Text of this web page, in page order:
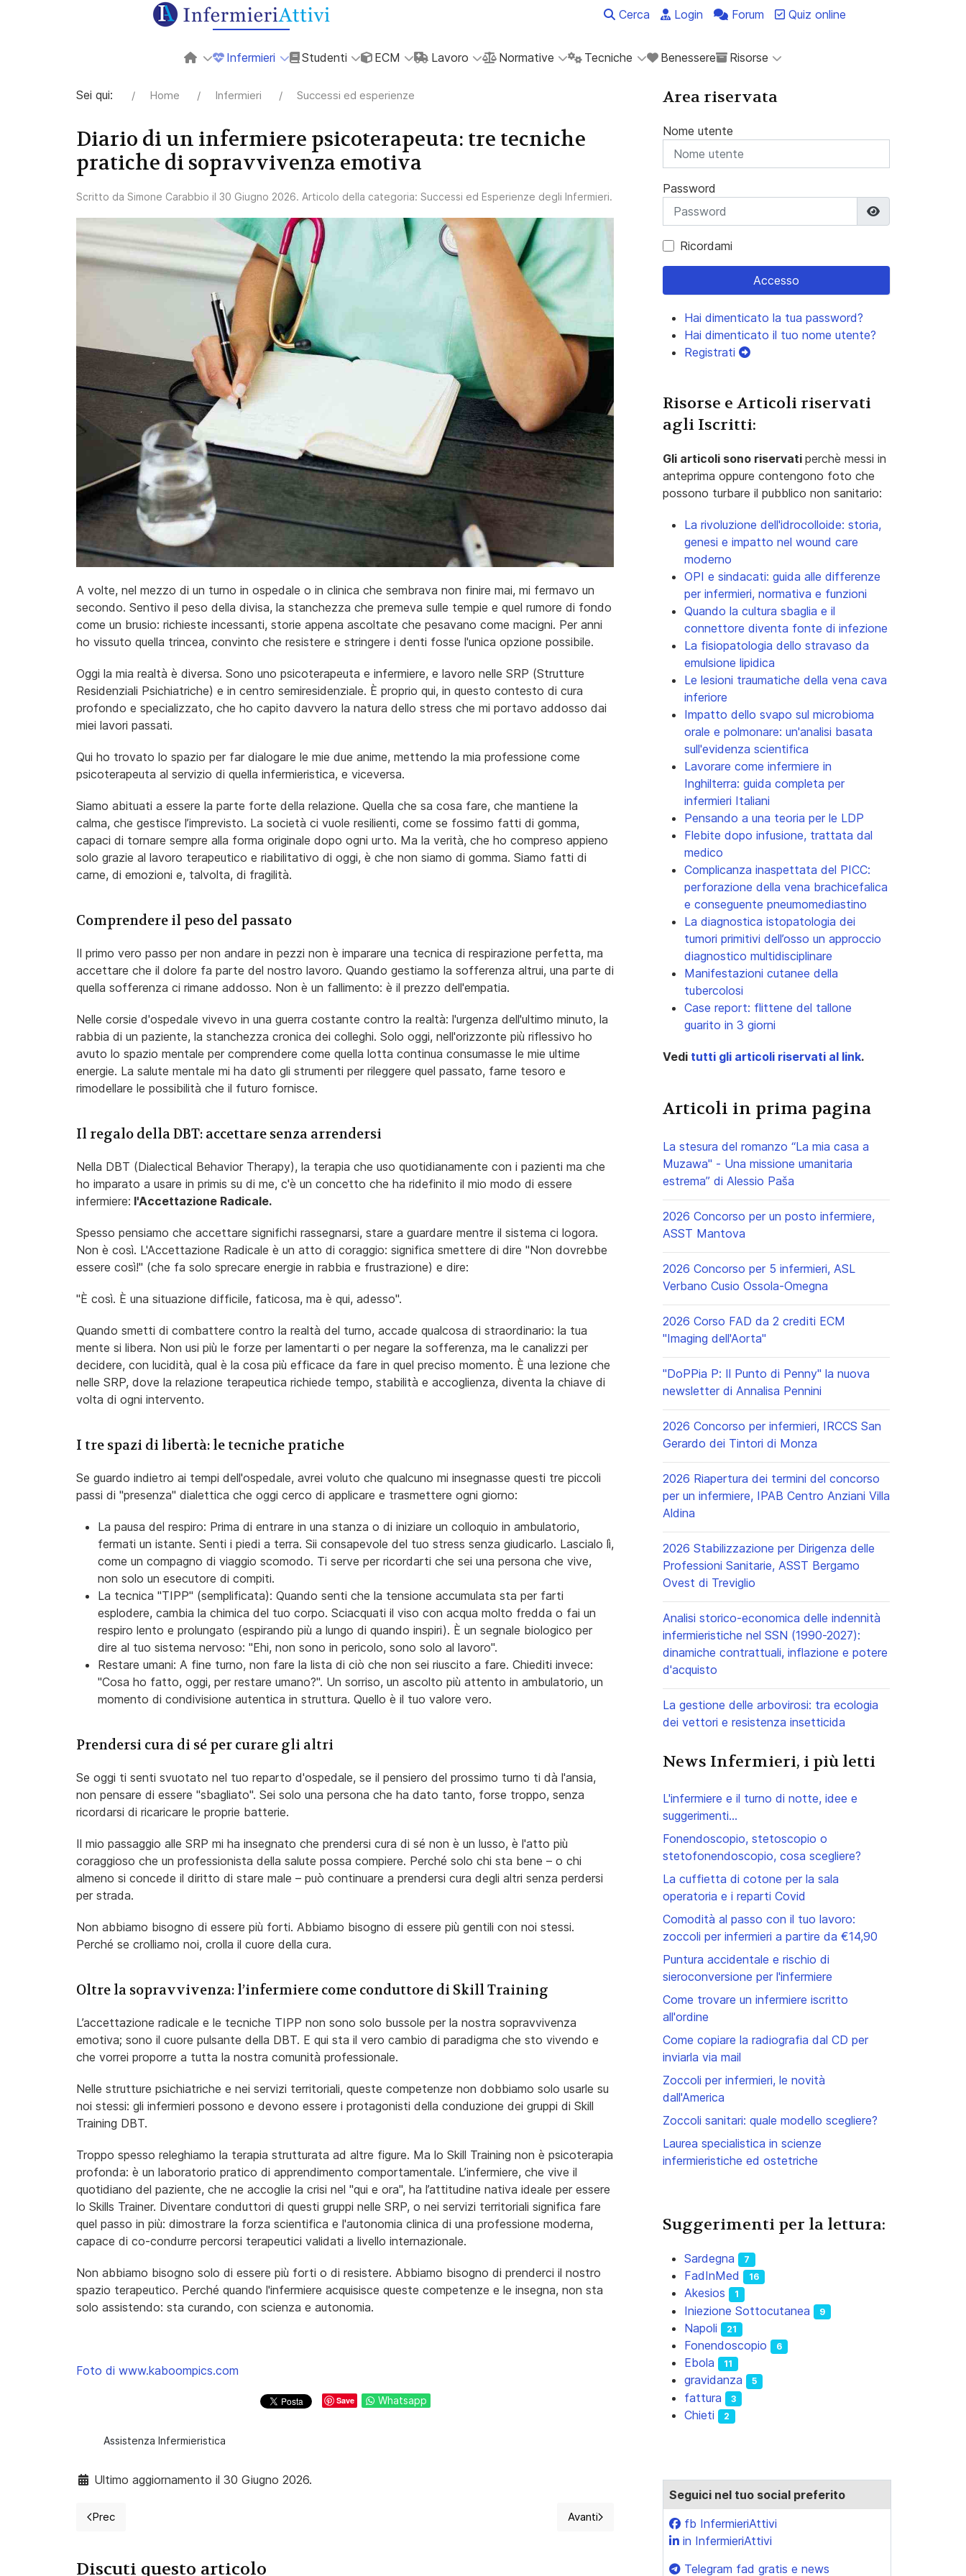
Cerca Login Forum Quiz online
Infermieri Studenti ECM Lavoro Normative Tecniche Benessere Risorse
Sei qui: Home Infermieri Successi ed esperienze
Diario di un infermiere psicoterapeuta: tre tecniche
pratiche di sopravvivenza emotiva
Scritto da Simone Carabbio il 30 Giugno 2026. Articolo della categoria: Successi ed Esperienze degli Infermieri.
A volte, nel mezzo di un turno in ospedale o in clinica che sembrava non finire mai, mi fermavo un
secondo. Sentivo il peso della divisa, la stanchezza che premeva sulle tempie e quel rumore di fondo
come un brusio: richieste incessanti, storie appena ascoltate che pesavano come macigni. Per anni
ho vissuto quella trincea, convinto che resistere e stringere i denti fosse l'unica opzione possibile.
Oggi la mia realtà è diversa. Sono uno psicoterapeuta e infermiere, e lavoro nelle SRP (Strutture
Residenziali Psichiatriche) e in centro semiresidenziale. È proprio qui, in questo contesto di cura
profondo e specializzato, che ho capito davvero la natura dello stress che mi portavo addosso dai
miei lavori passati.
Qui ho trovato lo spazio per far dialogare le mie due anime, mettendo la mia professione come
psicoterapeuta al servizio di quella infermieristica, e viceversa.
Siamo abituati a essere la parte forte della relazione. Quella che sa cosa fare, che mantiene la
calma, che gestisce l’imprevisto. La società ci vuole resilienti, come se fossimo fatti di gomma,
capaci di tornare sempre alla forma originale dopo ogni urto. Ma la verità, che ho compreso appieno
solo grazie al lavoro terapeutico e riabilitativo di oggi, è che non siamo di gomma. Siamo fatti di
carne, di emozioni e, talvolta, di fragilità.
Comprendere il peso del passato
Il primo vero passo per non andare in pezzi non è imparare una tecnica di respirazione perfetta, ma
accettare che il dolore fa parte del nostro lavoro. Quando gestiamo la sofferenza altrui, una parte di
quella sofferenza ci rimane addosso. Non è un fallimento: è il prezzo dell'empatia.
Nelle corsie d'ospedale vivevo in una guerra costante contro la realtà: l'urgenza dell'ultimo minuto, la
rabbia di un paziente, la stanchezza cronica dei colleghi. Solo oggi, nell'orizzonte più riflessivo ho
avuto lo spazio mentale per comprendere come quella lotta continua consumasse le mie ultime
energie. La salute mentale mi ha dato gli strumenti per rileggere quel passato, farne tesoro e
rimodellare le possibilità che il futuro fornisce.
Il regalo della DBT: accettare senza arrendersi
Nella DBT (Dialectical Behavior Therapy), la terapia che uso quotidianamente con i pazienti ma che
ho imparato a usare in primis su di me, c'è un concetto che ha ridefinito il mio modo di essere
infermiere: l'Accettazione Radicale.
Spesso pensiamo che accettare significhi rassegnarsi, stare a guardare mentre il sistema ci logora.
Non è così. L'Accettazione Radicale è un atto di coraggio: significa smettere di dire "Non dovrebbe
essere così!" (che fa solo sprecare energie in rabbia e frustrazione) e dire:
"È così. È una situazione difficile, faticosa, ma è qui, adesso".
Quando smetti di combattere contro la realtà del turno, accade qualcosa di straordinario: la tua
mente si libera. Non usi più le forze per lamentarti o per negare la sofferenza, ma le canalizzi per
decidere, con lucidità, qual è la cosa più efficace da fare in quel preciso momento. È una lezione che
nelle SRP, dove la relazione terapeutica richiede tempo, stabilità e accoglienza, diventa la chiave di
volta di ogni intervento.
I tre spazi di libertà: le tecniche pratiche
Se guardo indietro ai tempi dell'ospedale, avrei voluto che qualcuno mi insegnasse questi tre piccoli
passi di "presenza" dialettica che oggi cerco di applicare e trasmettere ogni giorno:
La pausa del respiro: Prima di entrare in una stanza o di iniziare un colloquio in ambulatorio,
fermati un istante. Senti i piedi a terra. Sii consapevole del tuo stress senza giudicarlo. Lascialo lì,
come un compagno di viaggio scomodo. Ti serve per ricordarti che sei una persona che vive,
non solo un esecutore di compiti.
La tecnica "TIPP" (semplificata): Quando senti che la tensione accumulata sta per farti
esplodere, cambia la chimica del tuo corpo. Sciacquati il viso con acqua molto fredda o fai un
respiro lento e prolungato (espirando più a lungo di quando inspiri). È un segnale biologico per
dire al tuo sistema nervoso: "Ehi, non sono in pericolo, sono solo al lavoro".
Restare umani: A fine turno, non fare la lista di ciò che non sei riuscito a fare. Chiediti invece:
"Cosa ho fatto, oggi, per restare umano?". Un sorriso, un ascolto più attento in ambulatorio, un
momento di condivisione autentica in struttura. Quello è il tuo valore vero.
Prendersi cura di sé per curare gli altri
Se oggi ti senti svuotato nel tuo reparto d'ospedale, se il pensiero del prossimo turno ti dà l'ansia,
non pensare di essere "sbagliato". Sei solo una persona che ha dato tanto, forse troppo, senza
ricordarsi di ricaricare le proprie batterie.
Il mio passaggio alle SRP mi ha insegnato che prendersi cura di sé non è un lusso, è l'atto più
coraggioso che un professionista della salute possa compiere. Perché solo chi sta bene – o chi
almeno si concede il diritto di stare male – può continuare a prendersi cura degli altri senza perdersi
per strada.
Non abbiamo bisogno di essere più forti. Abbiamo bisogno di essere più gentili con noi stessi.
Perché se crolliamo noi, crolla il cuore della cura.
Oltre la sopravvivenza: l’infermiere come conduttore di Skill Training
L’accettazione radicale e le tecniche TIPP non sono solo bussole per la nostra sopravvivenza
emotiva; sono il cuore pulsante della DBT. E qui sta il vero cambio di paradigma che sto vivendo e
che vorrei proporre a tutta la nostra comunità professionale.
Nelle strutture psichiatriche e nei servizi territoriali, queste competenze non dobbiamo solo usarle su
noi stessi: gli infermieri possono e devono essere i protagonisti della conduzione dei gruppi di Skill
Training DBT.
Troppo spesso releghiamo la terapia strutturata ad altre figure. Ma lo Skill Training non è psicoterapia
profonda: è un laboratorio pratico di apprendimento comportamentale. L’infermiere, che vive il
quotidiano del paziente, che ne accoglie la crisi nel "qui e ora", ha l’attitudine nativa ideale per essere
lo Skills Trainer. Diventare conduttori di questi gruppi nelle SRP, o nei servizi territoriali significa fare
quel passo in più: dimostrare la forza scientifica e l'autonomia clinica di una professione moderna,
capace di co-condurre percorsi terapeutici validati a livello internazionale.
Non abbiamo bisogno solo di essere più forti o di resistere. Abbiamo bisogno di prenderci il nostro
spazio terapeutico. Perché quando l'infermiere acquisisce queste competenze e le insegna, non sta
solo assistendo: sta curando, con scienza e autonomia.
Foto di www.kaboompics.com
Save Whatsapp
Assistenza Infermieristica
Ultimo aggiornamento il 30 Giugno 2026.
Articolo precedente: La storia di Q: quando i valori prendono il posto delle ambizioni
Prec Articolo successivo: Il futuro della professione tra competenze, autonomia e
Avanti
Discuti questo articolo
Area riservata
Nome utente
Password
Ricordami
Accesso
Hai dimenticato la tua password?
Hai dimenticato il tuo nome utente?
Registrati
Risorse e Articoli riservati
agli Iscritti:
Gli articoli sono riservati perchè messi in
anteprima oppure contengono foto che
possono turbare il pubblico non sanitario:
La rivoluzione dell'idrocolloide: storia,
genesi e impatto nel wound care
moderno
OPI e sindacati: guida alle differenze
per infermieri, normativa e funzioni
Quando la cultura sbaglia e il
connettore diventa fonte di infezione
La fisiopatologia dello stravaso da
emulsione lipidica
Le lesioni traumatiche della vena cava
inferiore
Impatto dello svapo sul microbioma
orale e polmonare: un'analisi basata
sull'evidenza scientifica
Lavorare come infermiere in
Inghilterra: guida completa per
infermieri Italiani
Pensando a una teoria per le LDP
Flebite dopo infusione, trattata dal
medico
Complicanza inaspettata del PICC:
perforazione della vena brachicefalica
e conseguente pneumomediastino
La diagnostica istopatologia dei
tumori primitivi dell’osso un approccio
diagnostico multidisciplinare
Manifestazioni cutanee della
tubercolosi
Case report: flittene del tallone
guarito in 3 giorni
Vedi tutti gli articoli riservati al link.
Articoli in prima pagina
La stesura del romanzo “La mia casa a
Muzawa" - Una missione umanitaria
estrema” di Alessio Paša
2026 Concorso per un posto infermiere,
ASST Mantova
2026 Concorso per 5 infermieri, ASL
Verbano Cusio Ossola-Omegna
2026 Corso FAD da 2 crediti ECM
"Imaging dell'Aorta"
"DoPPia P: Il Punto di Penny" la nuova
newsletter di Annalisa Pennini
2026 Concorso per infermieri, IRCCS San
Gerardo dei Tintori di Monza
2026 Riapertura dei termini del concorso
per un infermiere, IPAB Centro Anziani Villa
Aldina
2026 Stabilizzazione per Dirigenza delle
Professioni Sanitarie, ASST Bergamo
Ovest di Treviglio
Analisi storico-economica delle indennità
infermieristiche nel SSN (1990-2027):
dinamiche contrattuali, inflazione e potere
d'acquisto
La gestione delle arbovirosi: tra ecologia
dei vettori e resistenza insetticida
News Infermieri, i più letti
L'infermiere e il turno di notte, idee e
suggerimenti...
Fonendoscopio, stetoscopio o
stetofonendoscopio, cosa scegliere?
La cuffietta di cotone per la sala
operatoria e i reparti Covid
Comodità al passo con il tuo lavoro:
zoccoli per infermieri a partire da €14,90
Puntura accidentale e rischio di
sieroconversione per l'infermiere
Come trovare un infermiere iscritto
all'ordine
Come copiare la radiografia dal CD per
inviarla via mail
Zoccoli per infermieri, le novità
dall'America
Zoccoli sanitari: quale modello scegliere?
Laurea specialistica in scienze
infermieristiche ed ostetriche
Suggerimenti per la lettura:
Sardegna 7
FadInMed 16
Akesios 1
Iniezione Sottocutanea 9
Napoli 21
Fonendoscopio 6
Ebola 11
gravidanza 5
fattura 3
Chieti 2
Seguici nel tuo social preferito
fb InfermieriAttivi
in InfermieriAttivi
Telegram fad gratis e news